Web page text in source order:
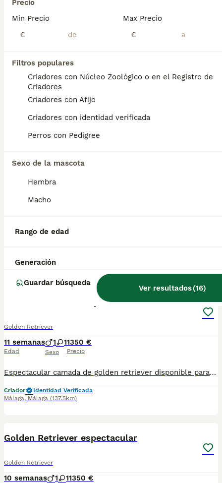
Precio
Min Precio
€
Max Precio
€
Filtros populares
Criadores con Núcleo Zoológico o en el Registro de
Criadores
Criadores con Afijo
Criadores con identidad verificada
Perros con Pedigree
Sexo de la mascota
Hembra
Macho
Rango de edad
Generación
Guardar búsqueda
Ver resultados(16)
Golden Retriever disponible
Sexo Precio
Identidad Verificada
Golden Retriever
Málaga,Málaga (137.5km)
Golden Retriever disponible
Golden Retriever
11 semanas
Edad
1 1
Sexo
1350 €
Precio
Espectacular camada de golden retriever disponible para ir a su nuevo hogar se entrega con su vacuna y desparacitado y su cartilla correspondiente a su edad y con contrato de garantía víricas y congénitas
Criador
Identidad Verificada
Málaga, Málaga (137.5km)
Golden Retriever espectacular
Golden Retriever
10 semanas 1 11350 €